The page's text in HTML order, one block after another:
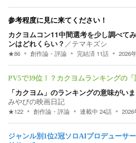
参考程度に見に来てください！
カクヨムコン11中間選考を少し調べて
ンはどれくらい？ ／テマキズシ
★86 創作論・評論 完結済 11話 2026
PV5で39位！？カクヨムランキングの
「カクヨム」のランキングの意味がい
みやびの映画日記
★122 創作論・評論 連載中 24話 2026
ジャンル別1位2冠ソロAIプロデューサ